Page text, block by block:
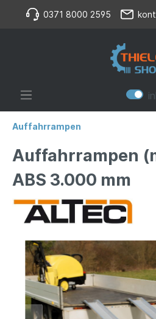
0371 8000 2595
Auffahrrampen
Auffahrrampen
ABS 3.000 mm